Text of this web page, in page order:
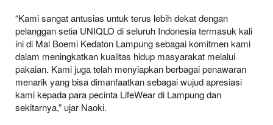
“Kami sangat antusias untuk terus lebih dekat dengan
pelanggan setia UNIQLO di seluruh Indonesia termasuk kali
ini di Mal Boemi Kedaton Lampung sebagai komitmen kami
dalam meningkatkan kualitas hidup masyarakat melalui
pakaian. Kami juga telah menyiapkan berbagai penawaran
menarik yang bisa dimanfaatkan sebagai wujud apresiasi
kami kepada para pecinta LifeWear di Lampung dan
sekitarnya,” ujar Naoki.